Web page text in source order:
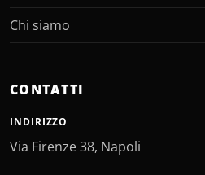
Chi siamo
CONTATTI
INDIRIZZO
Via Firenze 38, Napoli